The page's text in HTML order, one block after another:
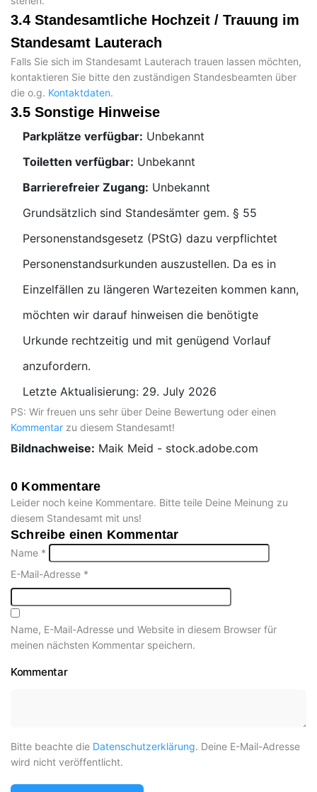
3.4 Standesamtliche Hochzeit / Trauung im
Standesamt Lauterach
Falls Sie sich im Standesamt Lauterach trauen lassen möchten,
kontaktieren Sie bitte den zuständigen Standesbeamten über
die o.g. Kontaktdaten.
3.5 Sonstige Hinweise
Parkplätze verfügbar: Unbekannt
Toiletten verfügbar: Unbekannt
Barrierefreier Zugang: Unbekannt
Grundsätzlich sind Standesämter gem. § 55
Personenstandsgesetz (PStG) dazu verpflichtet
Personenstandsurkunden auszustellen. Da es in
Einzelfällen zu längeren Wartezeiten kommen kann,
möchten wir darauf hinweisen die benötigte
Urkunde rechtzeitig und mit genügend Vorlauf
anzufordern.
Letzte Aktualisierung: 29. July 2026
PS: Wir freuen uns sehr über Deine Bewertung oder einen
Kommentar zu diesem Standesamt!
Bildnachweise: Maik Meid - stock.adobe.com
0 Kommentare
Leider noch keine Kommentare. Bitte teile Deine Meinung zu
diesem Standesamt mit uns!
Schreibe einen Kommentar
Name *
E-Mail-Adresse *
Name, E-Mail-Adresse und Website in diesem Browser für
meinen nächsten Kommentar speichern.
Kommentar
Bitte beachte die Datenschutzerklärung. Deine E-Mail-Adresse
wird nicht veröffentlicht.